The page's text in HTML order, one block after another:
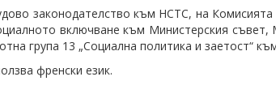
законодателство към НСТС, на
включване към Министерския
група 13 „Социална политика и заетост“
френски език.